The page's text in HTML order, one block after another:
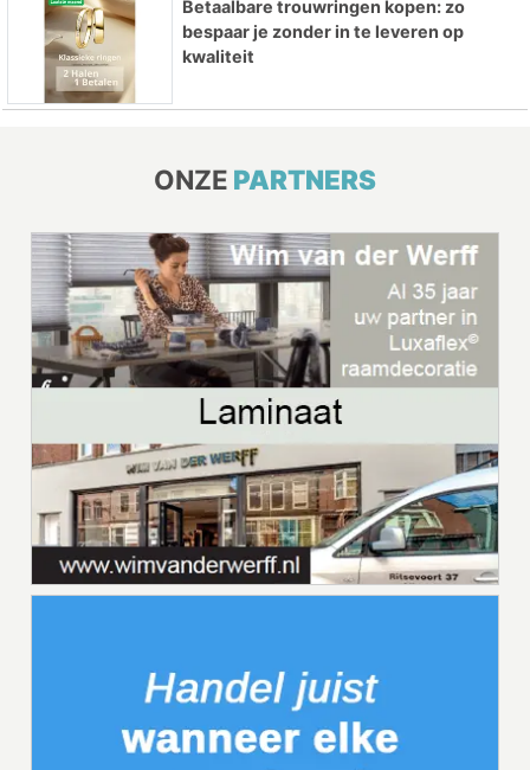
Betaalbare trouwringen kopen: zo
bespaar je zonder in te leveren op
kwaliteit
ONZE PARTNERS